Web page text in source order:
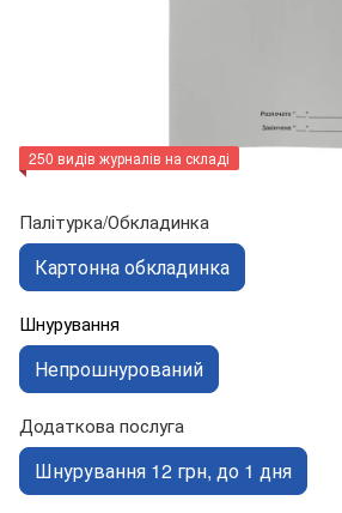
250 видів журналів на складі
Палітурка/Обкладинка
Картонна обкладинка
Шнурування
Непрошнурований
Додаткова послуга
Шнурування 12 грн, до 1 дня